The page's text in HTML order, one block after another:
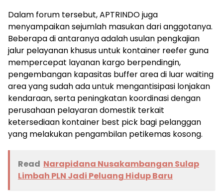
Dalam forum tersebut, APTRINDO juga
menyampaikan sejumlah masukan dari anggotanya.
Beberapa di antaranya adalah usulan pengkajian
jalur pelayanan khusus untuk kontainer reefer guna
mempercepat layanan kargo berpendingin,
pengembangan kapasitas buffer area di luar waiting
area yang sudah ada untuk mengantisipasi lonjakan
kendaraan, serta peningkatan koordinasi dengan
perusahaan pelayaran domestik terkait
ketersediaan kontainer best pick bagi pelanggan
yang melakukan pengambilan petikemas kosong.
Read Narapidana Nusakambangan Sulap
Limbah PLN Jadi Peluang Hidup Baru